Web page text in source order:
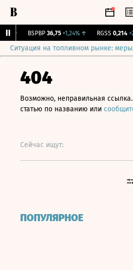
BSPBP 36,75 +1,24%↑ RGSS 0,214
Ситуация на топливном рынке:
404
Возможно, неправильная
статью по названию или
Сейчас ищут:
ПОПУЛЯРНОЕ